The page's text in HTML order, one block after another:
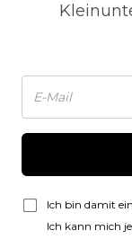
Ich bin damit
Ich kann mich